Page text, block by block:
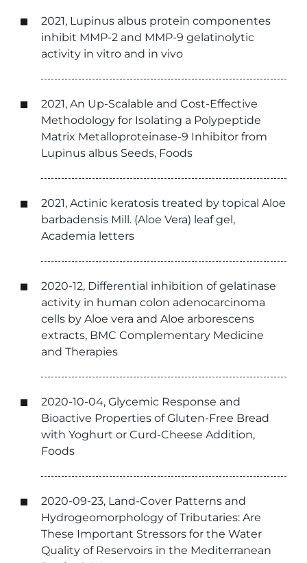
2021, Lupinus albus protein componentes
inhibit MMP-2 and MMP-9 gelatinolytic
activity in vitro and in vivo
2021, An Up-Scalable and Cost-Effective
Methodology for Isolating a Polypeptide
Matrix Metalloproteinase-9 Inhibitor from
Lupinus albus Seeds, Foods
2021, Actinic keratosis treated by topical Aloe
barbadensis Mill. (Aloe Vera) leaf gel,
Academia letters
2020-12, Differential inhibition of gelatinase
activity in human colon adenocarcinoma
cells by Aloe vera and Aloe arborescens
extracts, BMC Complementary Medicine
and Therapies
2020-10-04, Glycemic Response and
Bioactive Properties of Gluten-Free Bread
with Yoghurt or Curd-Cheese Addition,
Foods
2020-09-23, Land-Cover Patterns and
Hydrogeomorphology of Tributaries: Are
These Important Stressors for the Water
Quality of Reservoirs in the Mediterranean